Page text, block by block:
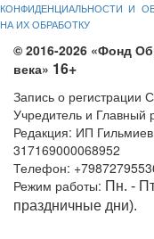
КОНФИДЕНЦИАЛЬНОСТИ И
НА ИХ ОБРАБОТКУ
© 2016-2026 «Фонд
века» 16+
Запись о
Учредитель и Главный
Редакция: ИП
317169000068952
Телефон:
Режим работы: Пн. -
праздничные дни).